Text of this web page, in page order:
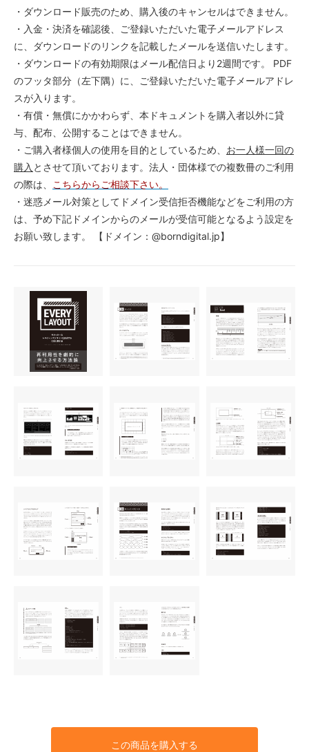
・ダウンロード販売のため、購入後のキャンセルはできません。
・入金・決済を確認後、ご登録いただいた電子メールアドレス
に、ダウンロードのリンクを記載したメールを送信いたします。
・ダウンロードの有効期限はメール配信日より2週間です。 PDF
のフッタ部分（左下隅）に、ご登録いただいた電子メールアドレ
スが入ります。
・有償・無償にかかわらず、本ドキュメントを購入者以外に貸
与、配布、公開することはできません。
・ご購入者様個人の使用を目的としているため、 お一人様一回の
購入 とさせて頂いております。法人・団体様での複数冊のご利用
の際は、
こちらからご相談下さい。
・迷惑メール対策としてドメイン受信拒否機能などをご利用の方
は、予め下記ドメインからのメールが受信可能となるよう設定を
お願い致します。 【ドメイン：@borndigital.jp】
この商品を購入する